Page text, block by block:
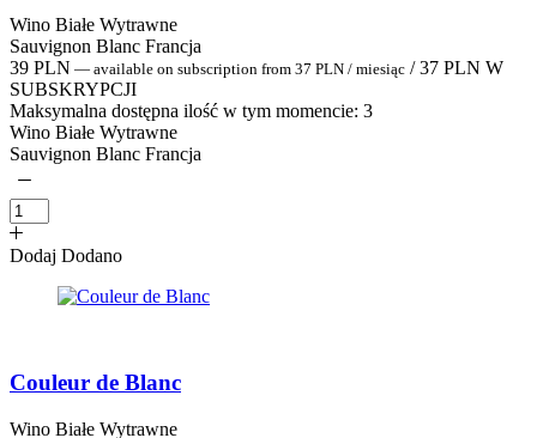
Wino Białe Wytrawne
Sauvignon Blanc Francja
39 PLN — available on subscription from 37 PLN / miesiąc / 37 PLN W
SUBSKRYPCJI
Maksymalna dostępna ilość w tym momencie: 3
Wino Białe Wytrawne
Sauvignon Blanc Francja
Dodaj Dodano
Couleur de Blanc
Wino Białe Wytrawne